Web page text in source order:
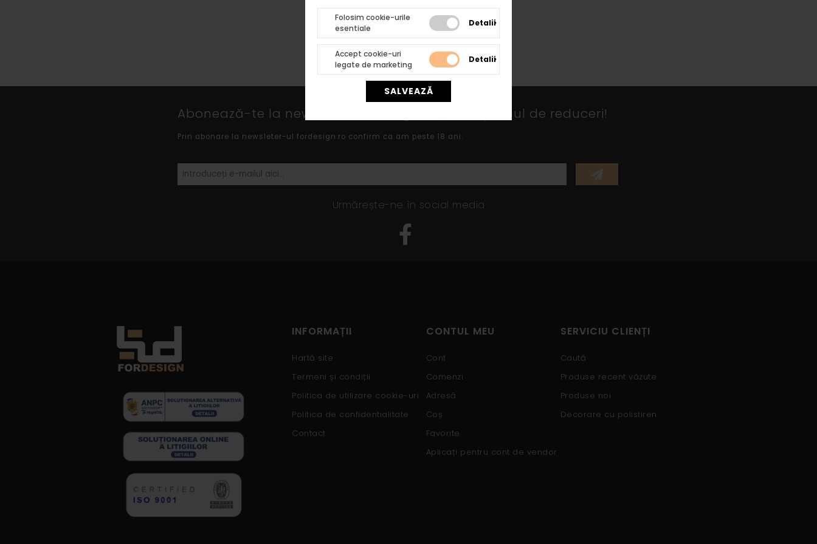
Folosim cookie-urile
esentiale
Detalii
Accept cookie-uri
legate de marketing
Detalii
SALVEAZĂ
Abonează-te la newsletter fordesign.ro și află primul de reduceri!
Prin abonare la newsleter-ul fordesign.ro confirm ca am peste 18 ani.
Urmărește-ne în social media
INFORMAȚII
Hartă site
Termeni și condiții
Politica de utilizare cookie-uri
Politica de confidentialitate
Contact
CONTUL MEU
Cont
Comenzi
Adresă
Coș
Favorite
Aplicați pentru cont de vendor
SERVICIU CLIENȚI
Caută
Produse recent văzute
Produse noi
Decorare cu polistiren